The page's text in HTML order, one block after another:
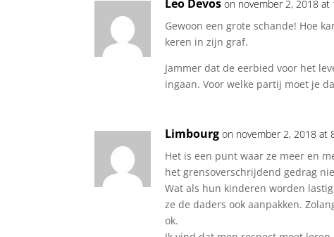
Leo Devos on november 2, 2018 at
Gewoon een grote schande! Hoe
keren in zijn graf.
Jammer dat de eerbied voor het
ingaan. Voor welke partij moet je
Limbourg on november 2, 2018 at
Het is een punt waar ze meer en
het grensoverschrijdend gedrag
Wat als hun kinderen worden
ze de daders ook aanpakken.
ok.